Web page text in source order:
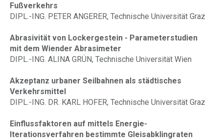
Fußverkehrs
DIPL.-ING. PETER ANGERER, Technische Universität Graz
Abrasivität von Lockergestein - Parameterstudien
mit dem Wiender Abrasimeter
DIPL.-ING. ALINA GRÜN, Technische Universität Wien
Akzeptanz urbaner Seilbahnen als städtisches
Verkehrsmittel
DIPL.-ING. DR. KARL HOFER, Technische Universität Graz
Einflussfaktoren auf mittels Energie-
Iterationsverfahren bestimmte Gleisabklingraten